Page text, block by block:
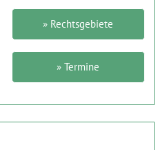
» Rechtsgebiete
» Termine